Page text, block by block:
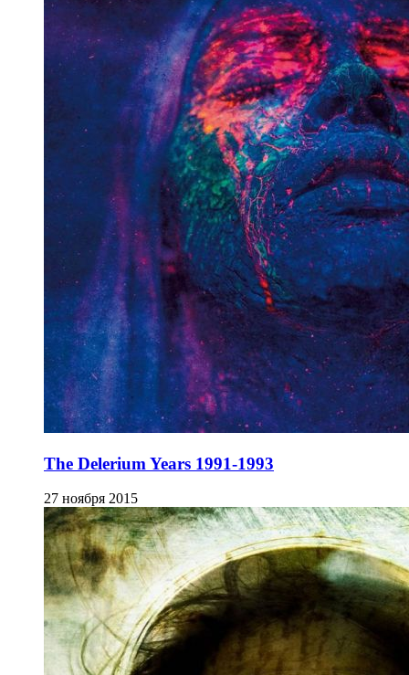
The Delerium Years 1991-1993
27 ноября 2015